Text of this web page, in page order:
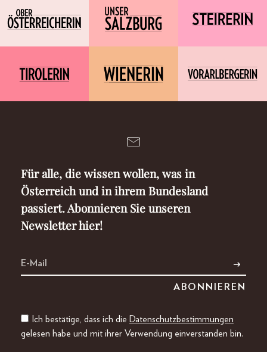
Für alle, die wissen wollen, was in
Österreich und in ihrem Bundesland
passiert. Abonnieren Sie unseren
Newsletter hier!
Ich bestätige, dass ich die Datenschutzbestimmungen
gelesen habe und mit ihrer Verwendung einverstanden bin.